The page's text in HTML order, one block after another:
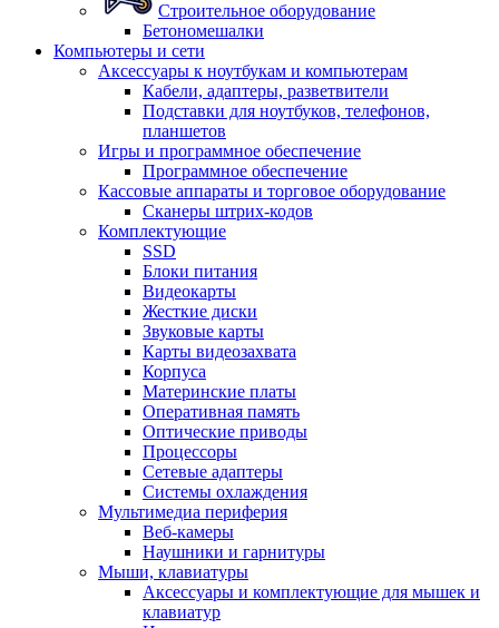
Строительное оборудование
Бетономешалки
Компьютеры и сети
Аксессуары к ноутбукам и компьютерам
Кабели, адаптеры, разветвители
Подставки для ноутбуков, телефонов,
планшетов
Игры и программное обеспечение
Программное обеспечение
Кассовые аппараты и торговое оборудование
Сканеры штрих-кодов
Комплектующие
SSD
Блоки питания
Видеокарты
Жесткие диски
Звуковые карты
Карты видеозахвата
Корпуса
Материнские платы
Оперативная память
Оптические приводы
Процессоры
Сетевые адаптеры
Системы охлаждения
Мультимедиа периферия
Веб-камеры
Наушники и гарнитуры
Мыши, клавиатуры
Аксессуары и комплектующие для мышек и
клавиатур